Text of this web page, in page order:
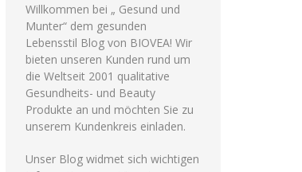
Willkommen bei „ Gesund und
Munter“ dem gesunden
Lebensstil Blog von BIOVEA! Wir
bieten unseren Kunden rund um
die Weltseit 2001 qualitative
Gesundheits- und Beauty
Produkte an und möchten Sie zu
unserem Kundenkreis einladen.
Unser Blog widmet sich wichtigen